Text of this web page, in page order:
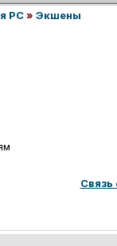
PC» Экшены